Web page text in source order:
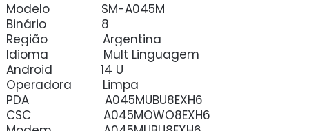
Modelo SM-A045M
Binário 8
Região Argentina
Idioma Mult Linguagem
Android 14 U
Operadora Limpa
PDA A045MUBU8EXH6
CSC A045MOWO8EXH6